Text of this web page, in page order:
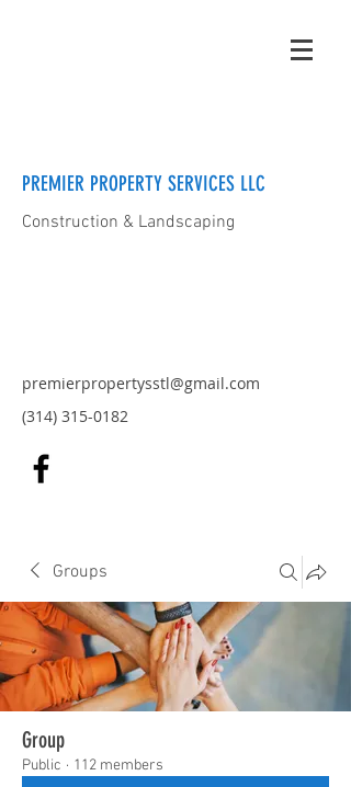
PREMIER PROPERTY SERVICES LLC
Construction & Landscaping
premierpropertysstl@gmail.com
(314) 315-0182
Groups
Group
Public · 112 members